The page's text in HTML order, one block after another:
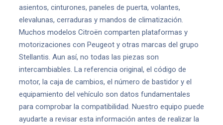
asientos, cinturones, paneles de puerta, volantes,
elevalunas, cerraduras y mandos de climatización.
Muchos modelos Citroën comparten plataformas y
motorizaciones con Peugeot y otras marcas del grupo
Stellantis. Aun así, no todas las piezas son
intercambiables. La referencia original, el código de
motor, la caja de cambios, el número de bastidor y el
equipamiento del vehículo son datos fundamentales
para comprobar la compatibilidad. Nuestro equipo puede
ayudarte a revisar esta información antes de realizar la